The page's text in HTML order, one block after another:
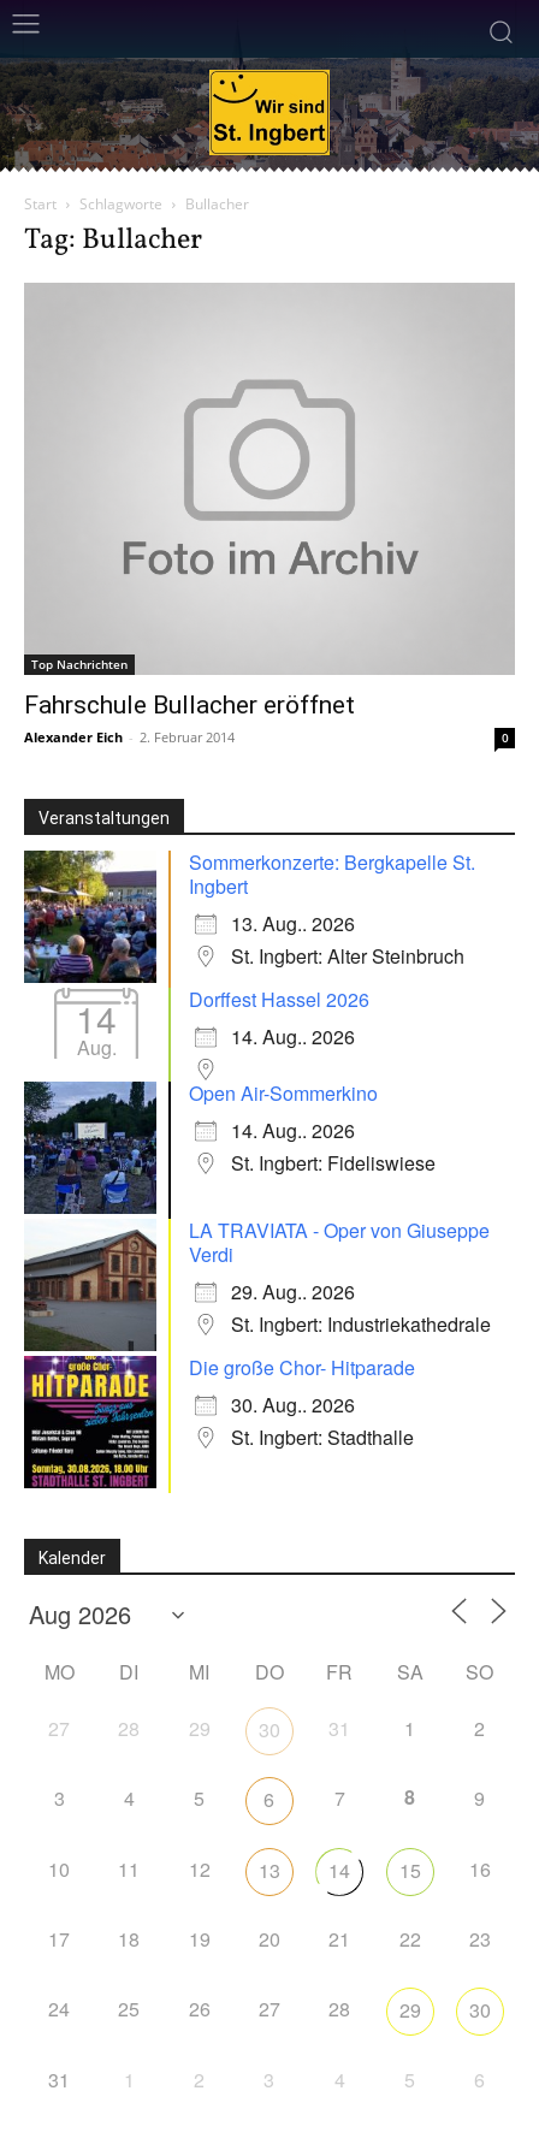
Start Schlagworte Bullacher
Tag: Bullacher
Top Nachrichten
Fahrschule Bullacher eröffnet
Alexander Eich - 2. Februar 2014 0
Veranstaltungen
Sommerkonzerte: Bergkapelle St.
Ingbert
13. Aug.. 2026
St. Ingbert: Alter Steinbruch
14
Aug.
Dorffest Hassel 2026
14. Aug.. 2026
Open Air-Sommerkino
14. Aug.. 2026
St. Ingbert: Fideliswiese
LA TRAVIATA - Oper von Giuseppe
Verdi
29. Aug.. 2026
St. Ingbert: Industriekathedrale
Die große Chor- Hitparade
30. Aug.. 2026
St. Ingbert: Stadthalle
Kalender
MO DI MI DO FR SA SO
27 28 29 30 31 1 2
3 4 5 6 7 8 9
10 11 12 13 14 15 16
17 18 19 20 21 22 23
24 25 26 27 28 29 30
31 1 2 3 4 5 6